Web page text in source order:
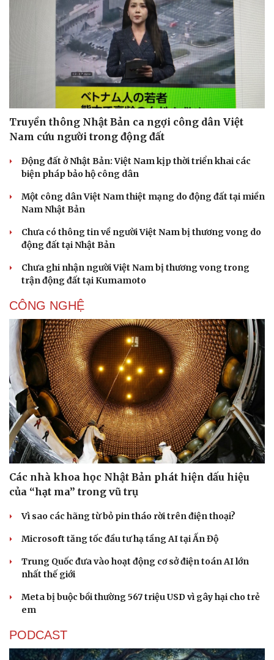
Sức khỏe
Dinh dưỡng - món ngon
Cây thuốc
Nhi khoa
Làm đẹp - giảm cân
Phòng mạch online
Đời sống
Blog
Truyền thông Nhật Bản ca ngợi công dân Việt
Nam cứu người trong động đất
Động đất ở Nhật Bản: Việt Nam kịp thời triển khai các
biện pháp bảo hộ công dân
Một công dân Việt Nam thiệt mạng do động đất tại miền
Nam Nhật Bản
Chưa có thông tin về người Việt Nam bị thương vong do
động đất tại Nhật Bản
Chưa ghi nhận người Việt Nam bị thương vong trong
trận động đất tại Kumamoto
CÔNG NGHỆ
Các nhà khoa học Nhật Bản phát hiện dấu hiệu
của “hạt ma” trong vũ trụ
Vì sao các hãng từ bỏ pin tháo rời trên điện thoại?
Microsoft tăng tốc đầu tư hạ tầng AI tại Ấn Độ
Trung Quốc đưa vào hoạt động cơ sở điện toán AI lớn
nhất thế giới
Meta bị buộc bồi thường 567 triệu USD vì gây hại cho trẻ
em
PODCAST